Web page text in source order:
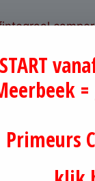
is
START
Primeurs